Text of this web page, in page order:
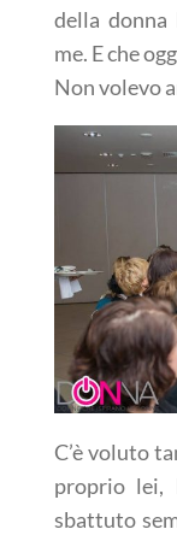
della donna
me. E che
Non volevo
C’è voluto
proprio lei,
sbattuto